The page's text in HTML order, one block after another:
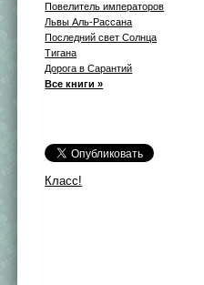
Повелитель императоров
Львы Аль-Рассана
Последний свет Солнца
Тигана
Дорога в Сарантий
Все книги »
Класс!